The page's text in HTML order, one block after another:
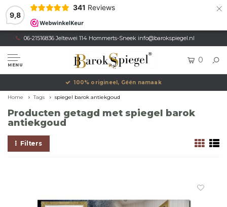
9,8
341 Reviews ×
06-21516836 Jeltewei 114 Hommerts-Sneek info@barokspiegel.nl
MENU
0
100% origineel, Géén namaak
Home Tags spiegel barok antiekgoud
Producten getagd met spiegel barok
antiekgoud
Filters